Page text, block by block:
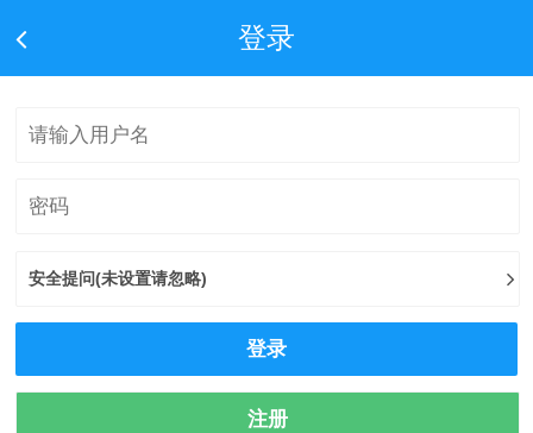
登录
安全提问(未设置请忽略)
登录
注册